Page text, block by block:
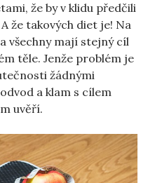
že by v klidu předčili
že takových diet je! Na
všechny mají stejný cíl
těle. Jenže problém je
žádnými
a klam s cílem
uvěří.